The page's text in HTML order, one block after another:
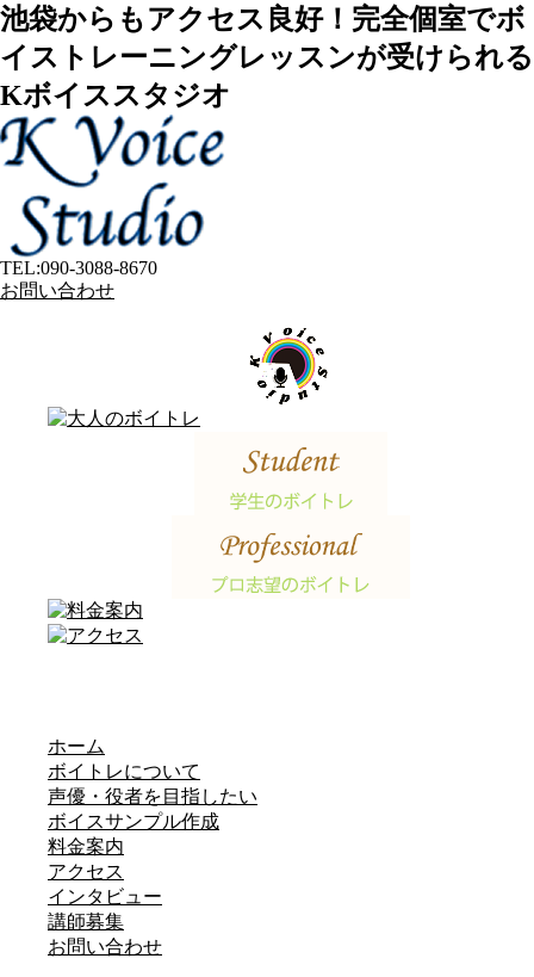
池袋からもアクセス良好！完全個室でボ
イストレーニングレッスンが受けられる
Kボイススタジオ
TEL:090-3088-8670
お問い合わせ
ホーム
ボイトレについて
声優・役者を目指したい
ボイスサンプル作成
料金案内
アクセス
インタビュー
講師募集
お問い合わせ